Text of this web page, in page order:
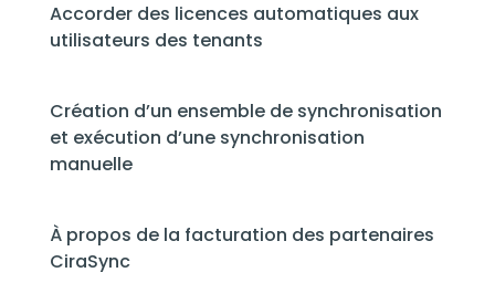
Accorder des licences automatiques aux
utilisateurs des tenants
Création d’un ensemble de synchronisation
et exécution d’une synchronisation
manuelle
À propos de la facturation des partenaires
CiraSync